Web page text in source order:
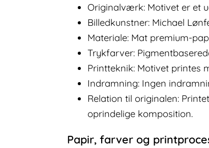
Originalværk: Motivet er et
Billedkunstner: Michael
Materiale: Mat premium-
Trykfarver:
Printteknik: Motivet printes
Indramning: Ingen
Relation til originalen:
oprindelige komposition.
Papir, farver og